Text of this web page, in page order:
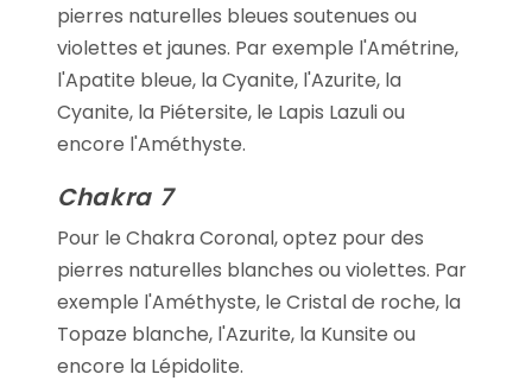
pierres naturelles bleues soutenues ou
violettes et jaunes. Par exemple l'Amétrine,
l'Apatite bleue, la Cyanite, l'Azurite, la
Cyanite, la Piétersite, le Lapis Lazuli ou
encore l'Améthyste.
Chakra 7
Pour le Chakra Coronal, optez pour des
pierres naturelles blanches ou violettes. Par
exemple l'Améthyste, le Cristal de roche, la
Topaze blanche, l'Azurite, la Kunsite ou
encore la Lépidolite.